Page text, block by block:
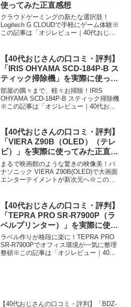
使ってみた正直感想
クラウドゲーミングの新たな選択肢！
Logitech G CLOUDで手軽にゲーム体験※
この記事は「オジレビュー｜40代おじさ
日、編集部が紹介したいのが「Logitech
...
【40代おじさんの口コミ・評判】
「IRIS OHYAMA SCD-184P-B ス
ティック掃除機」を実際に使って
みた正直感想
部屋の隅々まで、軽々お掃除！IRIS
OHYAMA SCD-184P-B スティック掃除機
※この記事は「オジレビュー｜40代おじ
日、編集部が紹介したいのが「IRIS O...
【40代おじさんの口コミ・評判】
「VIERA Z90B（OLED）（テレ
ビ）」を実際に使ってみた正直感
想
まるで映画館のような驚きの映像美！パ
ナソニック VIERA Z90B(OLED)で大画面
エンターテイメントが新次元へ※この記
各商品・サービスへの口コミ今日、編集
部が紹...
【40代おじさんの口コミ・評判】
「TEPRA PRO SR-R7900P（ラ
ベルプリンター）」を実際に使っ
てみた正直感想
ラベル作りが格段に楽に！TEPRA PRO
SR-R7900Pでオフィス環境が一気に整理
整頓※この記事は「オジレビュー｜40代
【40代おじさんの口コミ・評判】「BDZ-